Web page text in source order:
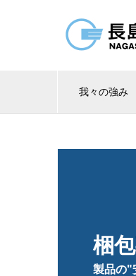
我々の強み
梱
製品の"